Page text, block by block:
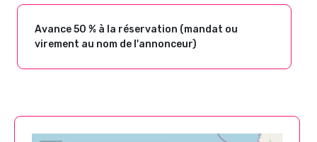
Avance 50 % à la réservation (mandat ou
virement au nom de l'annonceur)